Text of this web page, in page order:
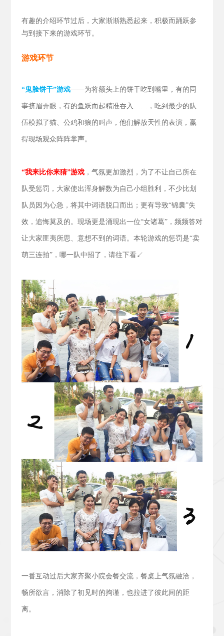
有趣的介绍环节过后，大家渐渐熟悉起来，积极而踊跃参
与到接下来的游戏环节。
游戏环节
“鬼脸饼干”游戏——为将额头上的饼干吃到嘴里，有的同
事挤眉弄眼，有的鱼跃而起精准吞入……，吃到最少的队
伍模拟了猫、公鸡和狼的叫声，他们解放天性的表演，赢
得现场观众阵阵掌声。
“我来比你来猜”游戏，气氛更加激烈，为了不让自己所在
队受惩罚，大家使出浑身解数为自己小组胜利，不少比划
队员因为心急，将其中词语脱口而出；更有导致“锦囊”失
效，追悔莫及的。现场更是涌现出一位“女诸葛”，频频答对
让大家匪夷所思、意想不到的词语。本轮游戏的惩罚是“卖
萌三连拍”，哪一队中招了，请往下看↙
一番互动过后大家齐聚小院会餐交流， 餐桌上气氛融洽，
畅所欲言，消除了初见时的拘谨，也拉进了彼此间的距
离。